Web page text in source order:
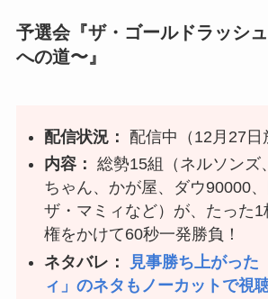
予選会『ザ・ゴールドラッシ
への道〜』
配信状況： 配信中（12月27日
内容： 総勢15組（ネルソンズ
ちゃん、かが屋、ダウ90000、
ザ・マミィなど）が、たった
権をかけて60秒一発勝負！
ネタバレ：
見事勝ち上がった
ィ」のネタもノーカットで視